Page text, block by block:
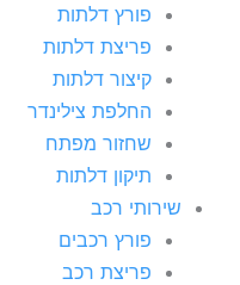
פורץ דלתות
פריצת דלתות
קיצור דלתות
החלפת צילינדר
שחזור מפתח
תיקון דלתות
שירותי רכב
פורץ רכבים
פריצת רכב